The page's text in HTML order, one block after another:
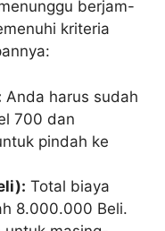
berjam-
kriteria
Anda harus sudah
700 dan
pindah ke
Total biaya
8.000.000 Beli.